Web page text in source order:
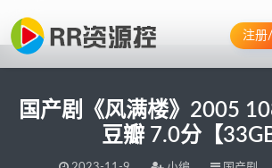
注册
国产剧《风满楼》2005
豆瓣 7.0分【33GB